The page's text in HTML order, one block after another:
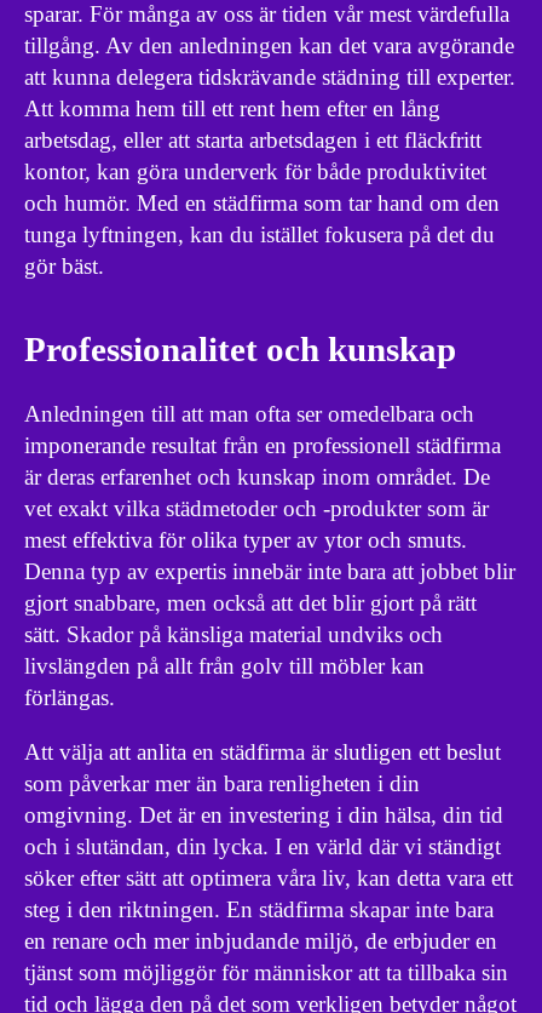
sparar. För många av oss är tiden vår mest värdefulla
tillgång. Av den anledningen kan det vara avgörande
att kunna delegera tidskrävande städning till experter.
Att komma hem till ett rent hem efter en lång
arbetsdag, eller att starta arbetsdagen i ett fläckfritt
kontor, kan göra underverk för både produktivitet
och humör. Med en städfirma som tar hand om den
tunga lyftningen, kan du istället fokusera på det du
gör bäst.
Professionalitet och kunskap
Anledningen till att man ofta ser omedelbara och
imponerande resultat från en professionell städfirma
är deras erfarenhet och kunskap inom området. De
vet exakt vilka städmetoder och -produkter som är
mest effektiva för olika typer av ytor och smuts.
Denna typ av expertis innebär inte bara att jobbet blir
gjort snabbare, men också att det blir gjort på rätt
sätt. Skador på känsliga material undviks och
livslängden på allt från golv till möbler kan
förlängas.
Att välja att anlita en städfirma är slutligen ett beslut
som påverkar mer än bara renligheten i din
omgivning. Det är en investering i din hälsa, din tid
och i slutändan, din lycka. I en värld där vi ständigt
söker efter sätt att optimera våra liv, kan detta vara ett
steg i den riktningen. En städfirma skapar inte bara
en renare och mer inbjudande miljö, de erbjuder en
tjänst som möjliggör för människor att ta tillbaka sin
tid och lägga den på det som verkligen betyder något